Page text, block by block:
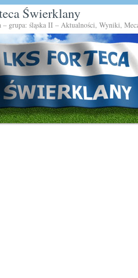
Świerklany
grupa: śląska II – Aktualności, Wyniki,